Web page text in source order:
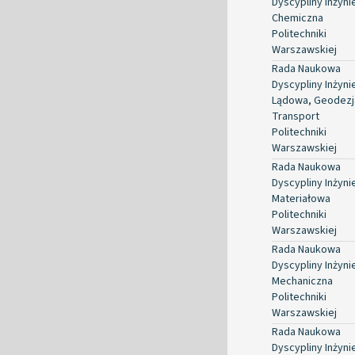
Chemiczna
Politechniki
Warszawskiej
Rada Naukowa
Dyscypliny
Lądowa,
Transport
Politechniki
Warszawskiej
Rada Naukowa
Dyscypliny
Materiałowa
Politechniki
Warszawskiej
Rada Naukowa
Dyscypliny
Mechaniczna
Politechniki
Warszawskiej
Rada Naukowa
Dyscypliny